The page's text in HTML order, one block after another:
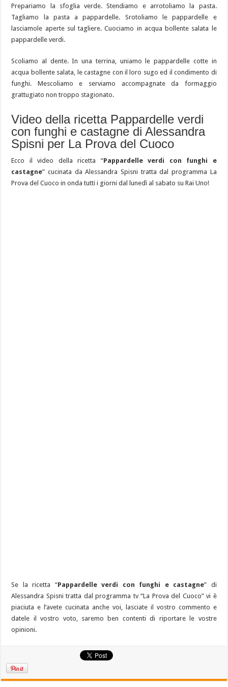
Prepariamo la sfoglia verde. Stendiamo e arrotoliamo la pasta.
Tagliamo la pasta a pappardelle. Srotoliamo le pappardelle e
lasciamole aperte sul tagliere. Cuociamo in acqua bollente salata le
pappardelle verdi.
Scoliamo al dente. In una terrina, uniamo le pappardelle cotte in
acqua bollente salata, le castagne con il loro sugo ed il condimento di
funghi. Mescoliamo e serviamo accompagnate da formaggio
grattugiato non troppo stagionato.
Video della ricetta Pappardelle verdi
con funghi e castagne di Alessandra
Spisni per La Prova del Cuoco
Ecco il video della ricetta “Pappardelle verdi con funghi e
castagne” cucinata da Alessandra Spisni tratta dal programma La
Prova del Cuoco in onda tutti i giorni dal lunedì al sabato su Rai Uno!
Se la ricetta “Pappardelle verdi con funghi e castagne” di
Alessandra Spisni tratta dal programma tv “La Prova del Cuoco” vi è
piaciuta e l’avete cucinata anche voi, lasciate il vostro commento e
datele il vostro voto, saremo ben contenti di riportare le vostre
opinioni.